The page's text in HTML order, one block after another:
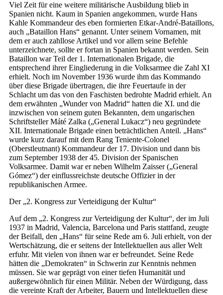
Viel Zeit für eine weitere militärische Ausbildung blieb in
Spanien nicht. Kaum in Spanien angekommen, wurde Hans
Kahle Kommandeur des eben formierten Etkar-André-Bataillons,
auch „Bataillon Hans“ genannt. Unter seinem Vornamen, mit
dem er auch zahllose Artikel und vor allem seine Befehle
unterzeichnete, sollte er fortan in Spanien bekannt werden. Sein
Bataillon war Teil der 1. Internationalen Brigade, die
entsprechend ihrer Eingliederung in die Volksarmee die Zahl XI
erhielt. Noch im November 1936 wurde ihm das Kommando
über diese Brigade übertragen, die ihre Feuertaufe in der
Schlacht um das von den Faschisten bedrohte Madrid erhielt. An
dem erwähnten „Wunder von Madrid“ hatten die XI. und die
inzwischen von seinem guten Bekannten, dem ungarischen
Schriftsteller Máté Zalka („General Lukacz“) neu gegründete
XII. Internationale Brigade einen beträchtlichen Anteil. „Hans“
wurde kurz darauf mit dem Rang Teniente-Colonel
(Oberstleutnant) Kommandeur der 17. Division und dann bis
zum September 1938 der 45. Division der Spanischen
Volksarmee. Damit war er neben Wilhelm Zaisser („General
Gómez“) der einflussreichste deutsche Offizier in der
republikanischen Armee.
Der „2. Kongress zur Verteidigung der Kultur“
Auf dem „2. Kongress zur Verteidigung der Kultur“, der im Juli
1937 in Madrid, Valencia, Barcelona und Paris stattfand, zeugte
der Beifall, den „Hans“ für seine Rede am 6. Juli erhielt, von der
Wertschätzung, die er seitens der Intellektuellen aus aller Welt
erfuhr. Mit vielen von ihnen war er befreundet. Seine Rede
hätten die „Demokraten“ in Schwerin zur Kenntnis nehmen
müssen. Sie war geprägt von einer tiefen Humanität und
außergewöhnlich für einen Militär. Neben der Würdigung, dass
die vereinte Kraft der Arbeiter, Bauern und Intellektuellen diese